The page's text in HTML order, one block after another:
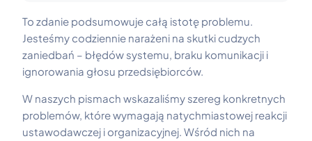
To zdanie podsumowuje całą istotę problemu.
Jesteśmy codziennie narażeni na skutki cudzych
zaniedbań – błędów systemu, braku komunikacji i
ignorowania głosu przedsiębiorców.
W naszych pismach wskazaliśmy szereg konkretnych
problemów, które wymagają natychmiastowej reakcji
ustawodawczej i organizacyjnej. Wśród nich na